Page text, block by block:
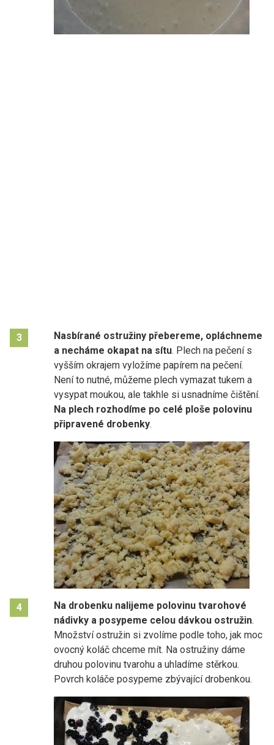
3
Nasbírané ostružiny přebereme, opláchneme
a necháme okapat na sítu. Plech na pečení s
vyšším okrajem vyložíme papírem na pečení.
Není to nutné, můžeme plech vymazat tukem a
vysypat moukou, ale takhle si usnadníme čištění.
Na plech rozhodíme po celé ploše polovinu
připravené drobenky.
4
Na drobenku nalijeme polovinu tvarohové
nádivky a posypeme celou dávkou ostružin.
Množství ostružin si zvolíme podle toho, jak moc
ovocný koláč chceme mít. Na ostružiny dáme
druhou polovinu tvarohu a uhladíme stěrkou.
Povrch koláče posypeme zbývající drobenkou.